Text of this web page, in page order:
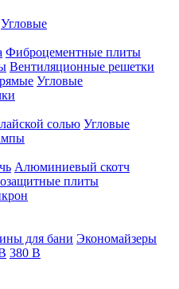
Угловые
Фиброцементные плиты
Вентиляционные решетки
Угловые
солью Угловые
Алюминиевый скотч
плиты
для бани Экономайзеры
380 В